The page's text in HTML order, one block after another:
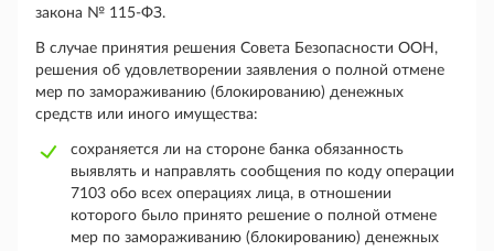
закона № 115-ФЗ.
В случае принятия решения Совета Безопасности ООН,
решения об удовлетворении заявления о полной отмене
мер по замораживанию (блокированию) денежных
средств или иного имущества:
сохраняется ли на стороне банка обязанность
выявлять и направлять сообщения по коду операции
7103 обо всех операциях лица, в отношении
которого было принято решение о полной отмене
мер по замораживанию (блокированию) денежных